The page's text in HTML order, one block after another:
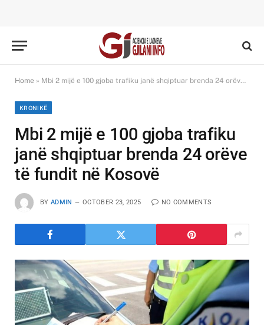
Home » Mbi 2 mijë e 100 gjoba trafiku janë shqiptuar brenda 24 orëve të fundit në Kosovë
KRONIKË
Mbi 2 mijë e 100 gjoba trafiku
janë shqiptuar brenda 24 orëve
të fundit në Kosovë
BY ADMIN OCTOBER 23, 2025 NO COMMENTS